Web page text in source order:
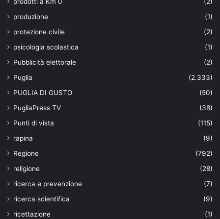
produzione
(1)
protezione civile
(2)
psicologia scolastica
(1)
Pubblicità elettorale
(2)
Puglia
(2.333)
PUGLIA DI GUSTO
(50)
PugliaPress TV
(38)
Punti di vista
(115)
rapina
(9)
Regione
(792)
religione
(28)
ricerca e prevenzione
(7)
ricerca scientifica
(9)
ricettazione
(1)